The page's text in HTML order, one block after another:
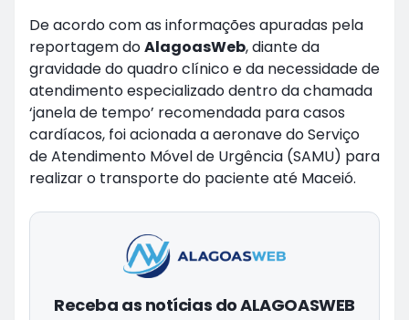
De acordo com as informações apuradas pela
reportagem doAlagoasWeb, diante da
gravidade do quadro clínico e da necessidade de
atendimento especializado dentro da chamada
‘janela de tempo’ recomendada para casos
cardíacos, foi acionada a aeronave do Serviço
de Atendimento Móvel de Urgência (SAMU) para
realizar o transporte do paciente até Maceió.
Receba as notícias do ALAGOASWEB